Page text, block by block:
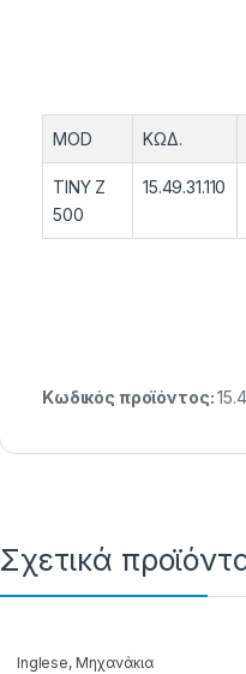
MOD ΚΩΔ.
TINY Z
500
15.49.31.110
Κωδικός προϊόντος:
Σχετικά
Inglese, Μηχανάκια